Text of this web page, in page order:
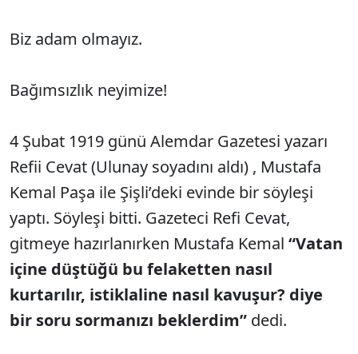
Biz adam olmayız.
Bağımsızlık neyimize!
4 Şubat 1919 günü Alemdar Gazetesi yazarı
Refii Cevat (Ulunay soyadını aldı) , Mustafa
Kemal Paşa ile Şişli’deki evinde bir söyleşi
yaptı. Söyleşi bitti. Gazeteci Refi Cevat,
gitmeye hazırlanırken Mustafa Kemal “Vatan
içine düştüğü bu felaketten nasıl
kurtarılır, istiklaline nasıl kavuşur? diye
bir soru sormanızı beklerdim” dedi.